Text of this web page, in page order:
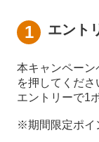
エント
本キャンペーン
を押してくださ
エントリーで1
※期間限定ポイ